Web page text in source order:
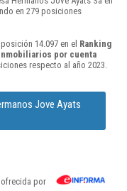
en 279 posiciones
14.097 en el Ranking
por cuenta
respecto al año 2023.
Jove Ayats
por